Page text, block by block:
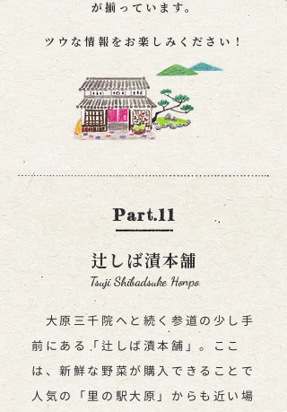
が揃っています。
​ツウな情報をお楽しみください！
Part.11
大原三千院へと続く参道の少し手
前にある「辻しば漬本舗」。ここ
は、新鮮な野菜が購入できることで
人気の「里の駅大原」からも近い場
辻しば漬本舗
Tsuji Shibadsuke Honpo